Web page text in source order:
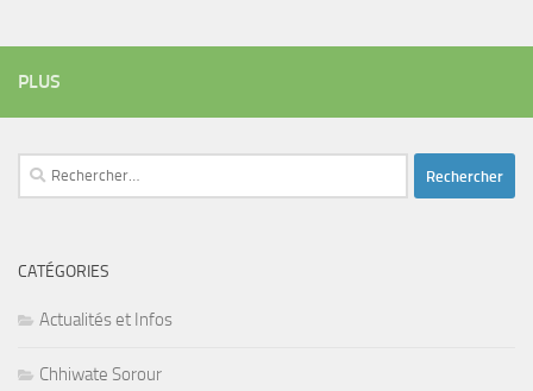
PLUS
Rechercher :
CATÉGORIES
Actualités et Infos
Chhiwate Sorour